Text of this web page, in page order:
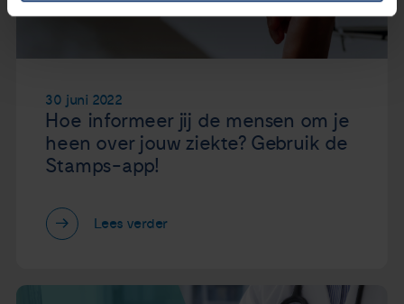
30 juni 2022
Hoe informeer jij de mensen om je
heen over jouw ziekte? Gebruik de
Stamps-app!
Lees verder